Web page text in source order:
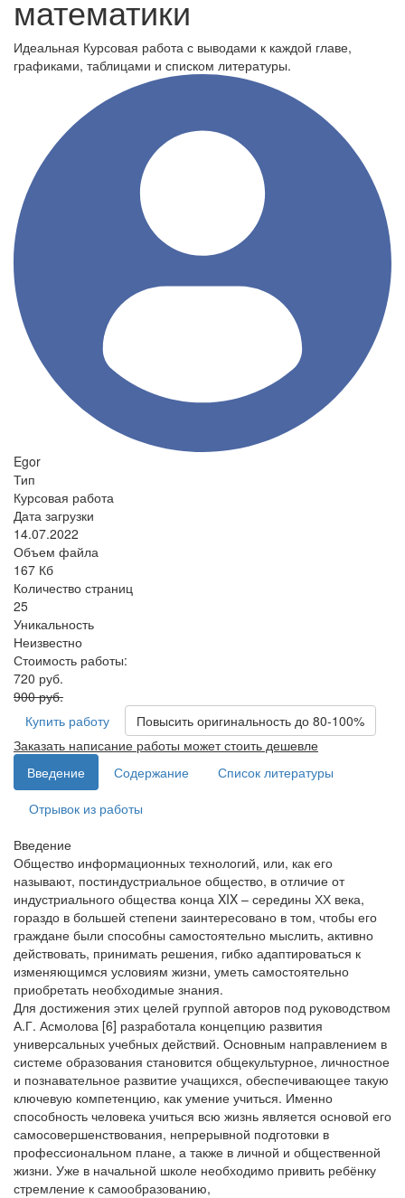
математики
Идеальная Курсовая работа с выводами к каждой главе,
графиками, таблицами и списком литературы.
Egor
Тип
Курсовая работа
Дата загрузки
14.07.2022
Объем файла
167 Кб
Количество страниц
25
Уникальность
Неизвестно
Стоимость работы:
720 руб.
900 руб.
Купить работу
Повысить оригинальность до 80-100%
Заказать написание работы может стоить дешевле
Введение
Содержание
Список литературы
Отрывок из работы
Введение
Общество информационных технологий, или, как его
называют, постиндустриальное общество, в отличие от
индустриального общества конца XIX – середины ХХ века,
гораздо в большей степени заинтересовано в том, чтобы его
граждане были способны самостоятельно мыслить, активно
действовать, принимать решения, гибко адаптироваться к
изменяющимся условиям жизни, уметь самостоятельно
приобретать необходимые знания.
Для достижения этих целей группой авторов под руководством
А.Г. Асмолова [6] разработала концепцию развития
универсальных учебных действий. Основным направлением в
системе образования становится общекультурное, личностное
и познавательное развитие учащихся, обеспечивающее такую
ключевую компетенцию, как умение учиться. Именно
способность человека учиться всю жизнь является основой его
самосовершенствования, непрерывной подготовки в
профессиональном плане, а также в личной и общественной
жизни. Уже в начальной школе необходимо привить ребёнку
стремление к самообразованию,